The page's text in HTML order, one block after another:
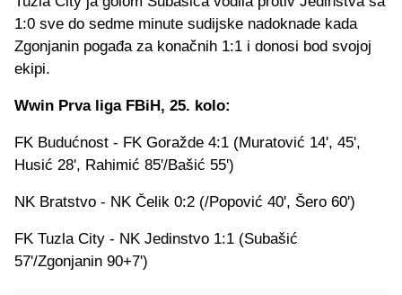
1:0 sve do sedme minute sudijske nadoknade kada
Zgonjanin pogađa za konačnih 1:1 i donosi bod svojoj
ekipi.
Wwin Prva liga FBiH, 25. kolo:
FK Budućnost - FK Goražde 4:1 (Muratović 14', 45',
Husić 28', Rahimić 85'/Bašić 55')
NK Bratstvo - NK Čelik 0:2 (/Popović 40', Šero 60')
FK Tuzla City - NK Jedinstvo 1:1 (Subašić
57'/Zgonjanin 90+7')